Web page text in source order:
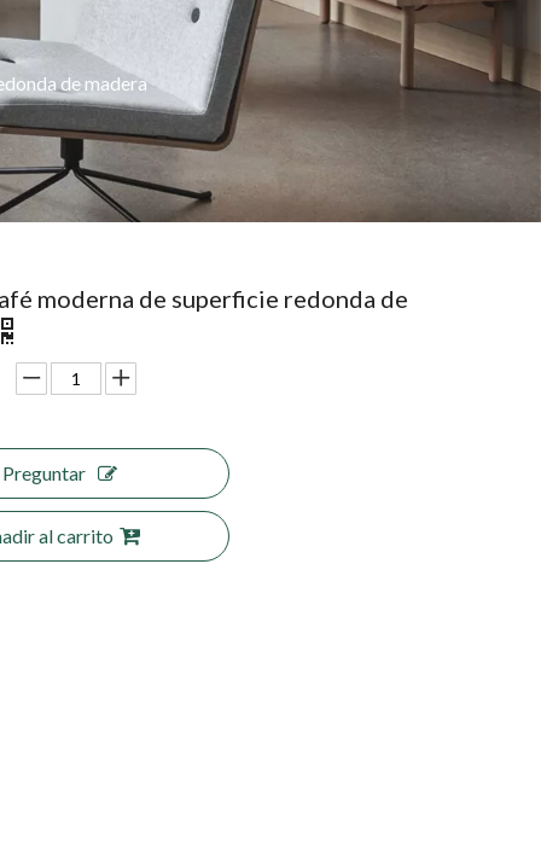
de madera
moderna de superficie redonda de
Preguntar
al carrito